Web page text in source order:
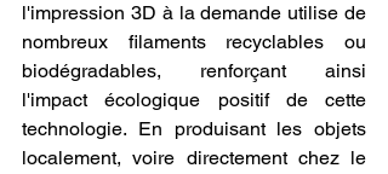
l'impression 3D à la demande utilise de
nombreux filaments recyclables ou
biodégradables, renforçant ainsi
l'impact écologique positif de cette
technologie. En produisant les objets
localement, voire directement chez le